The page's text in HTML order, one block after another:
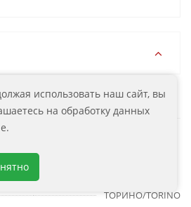
ТОРИНО/TORINO
использовать наш сайт, вы
на обработку данных